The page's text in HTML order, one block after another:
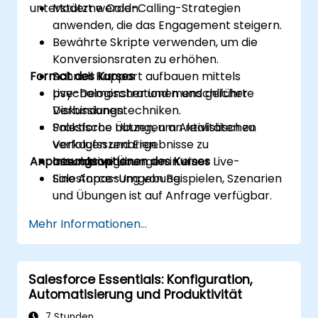
unterstützt werden.
Moderne Cold-Calling-Strategien
anwenden, die das Engagement steigern.
Bewährte Skripte verwenden, um die
Konversionsraten zu erhöhen.
Schnell Rapport aufbauen mittels
psychologischer und menschlicher
Verbindungstechniken.
Salesforce nutzen, um Aktivitäten zu
verfolgen und Ergebnisse zu
beschleunigen.
Format des Kurses
Live-Demonstrationen und geführte
Diskussionen.
Praktische Übungen an realistischen
Verkaufsszenarien.
Interaktive Übungen in einer Live-
Salesforce-Umgebung.
Anpassungsoptionen des Kurses
Eine Anpassung von Beispielen, Szenarien
und Übungen ist auf Anfrage verfügbar.
Mehr Informationen...
Salesforce Essentials: Konfiguration,
Automatisierung und Produktivität